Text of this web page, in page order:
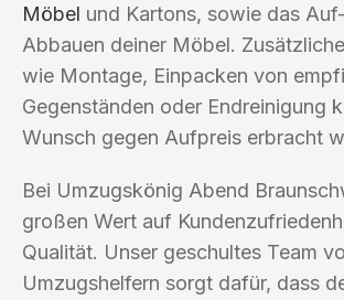
Möbel und Kartons, sowie das
Abbauen deiner Möbel.
wie Montage, Einpacken von
Gegenständen oder Endreinigung
Wunsch gegen Aufpreis erbracht
Bei Umzugskönig Abend
großen Wert auf
Qualität. Unser geschultes Team
Umzugshelfern sorgt dafür, dass